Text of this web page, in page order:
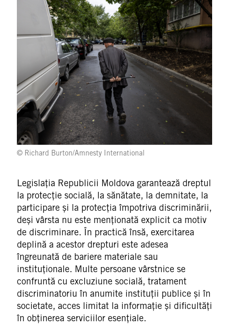
© Richard Burton/Amnesty International
Legislația Republicii Moldova garantează dreptul
la protecție socială, la sănătate, la demnitate, la
participare și la protecția împotriva discriminării,
deși vârsta nu este menționată explicit ca motiv
de discriminare. În practică însă, exercitarea
deplină a acestor drepturi este adesea
îngreunată de bariere materiale sau
instituționale. Multe persoane vârstnice se
confruntă cu excluziune socială, tratament
discriminatoriu în anumite instituții publice și în
societate, acces limitat la informație și dificultăți
în obținerea serviciilor esențiale.